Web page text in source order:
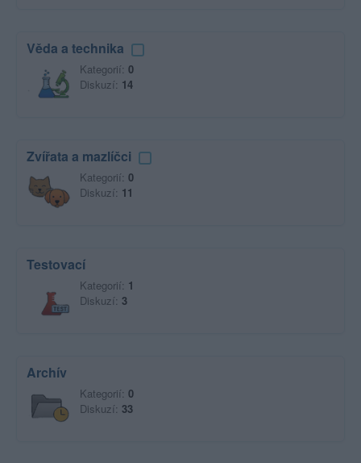
Věda a technika
Kategorií: 0
Diskuzí: 14
Zvířata a mazlíčci
Kategorií: 0
Diskuzí: 11
Testovací
Kategorií: 1
Diskuzí: 3
Archív
Kategorií: 0
Diskuzí: 33